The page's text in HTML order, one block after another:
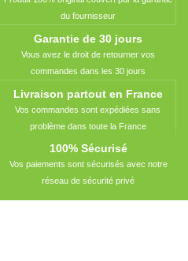
du fournisseur
Garantie de 30 jours
Vous avez le droit de retourner vos
commandes dans les 30 jours
Livraison partout en France
Vos commandes sont expédiées sans
problème dans toute la France
100% Sécurisé
Vos paiements sont sécurisés avec notre
réseau de sécurité privé